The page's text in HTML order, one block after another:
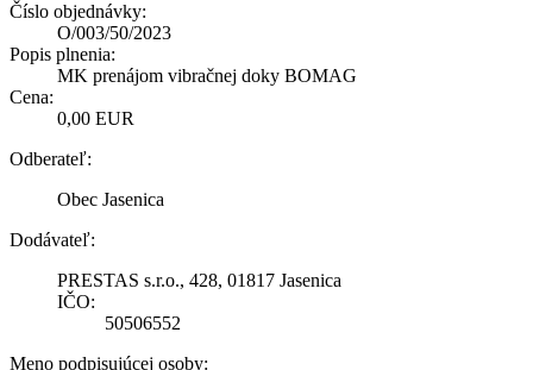
Číslo objednávky:
O/003/50/2023
Popis plnenia:
MK prenájom vibračnej doky BOMAG
Cena:
0,00 EUR
Odberateľ:
Obec Jasenica
Dodávateľ:
PRESTAS s.r.o., 428, 01817 Jasenica
IČO:
50506552
Meno podpisujúcej osoby: